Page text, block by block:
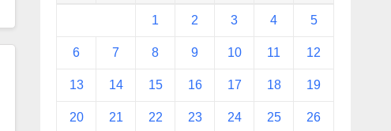
1 2 3 4 5
6 7 8 9 10 11 12
13 14 15 16 17 18 19
20 21 22 23 24 25 26